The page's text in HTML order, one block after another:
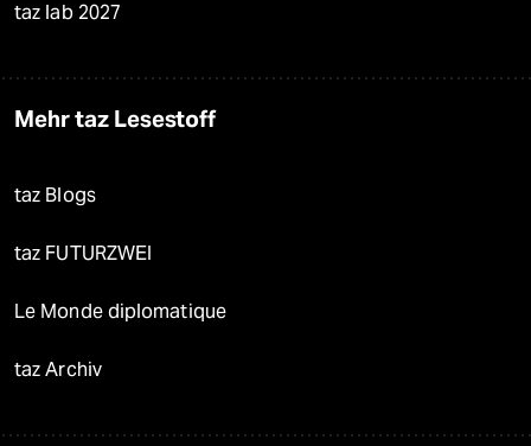
taz lab 2027
Mehr taz Lesestoff
taz Blogs
taz FUTURZWEI
Le Monde diplomatique
taz Archiv